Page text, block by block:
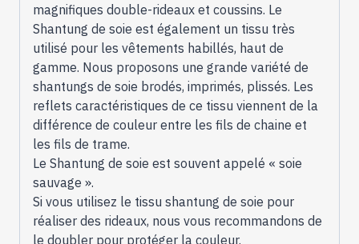
magnifiques double-rideaux et coussins. Le
Shantung de soie est également un tissu très
utilisé pour les vêtements habillés, haut de
gamme. Nous proposons une grande variété de
shantungs de soie brodés, imprimés, plissés. Les
reflets caractéristiques de ce tissu viennent de la
différence de couleur entre les fils de chaine et
les fils de trame.
Le Shantung de soie est souvent appelé « soie
sauvage ».
Si vous utilisez le tissu shantung de soie pour
réaliser des rideaux, nous vous recommandons de
le doubler pour protéger la couleur.